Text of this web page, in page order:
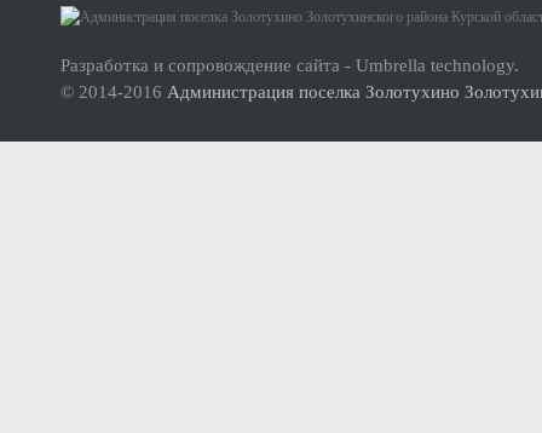
Нормативно-правовые акты
Субъекты малого и среднего предпринимательства (МСП)
Разработка и сопровождение сайта - Umbrella technology.
© 2014-2016 Администрация поселка Золотухино